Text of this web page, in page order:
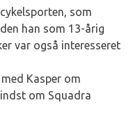
som
han som 13-årig
var også interesseret
Kasper om
om Squadra